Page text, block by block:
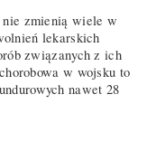
zmienią wiele w
lekarskich
związanych z ich
w wojsku to
nawet 28